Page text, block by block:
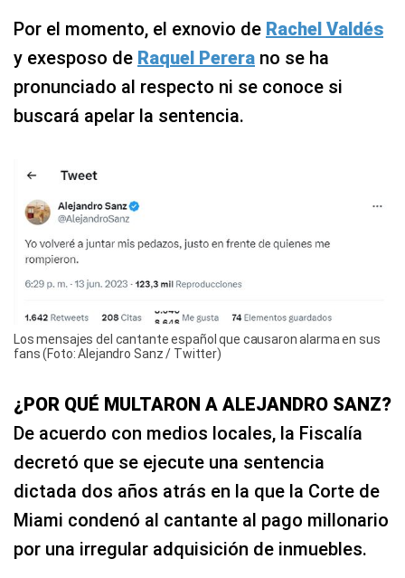
Por el momento, el exnovio de Rachel Valdés
y exesposo de Raquel Perera no se ha
pronunciado al respecto ni se conoce si
buscará apelar la sentencia.
Los mensajes del cantante español que causaron alarma en sus
fans (Foto: Alejandro Sanz / Twitter)
¿POR QUÉ MULTARON A ALEJANDRO SANZ?
De acuerdo con medios locales, la Fiscalía
decretó que se ejecute una sentencia
dictada dos años atrás en la que la Corte de
Miami condenó al cantante al pago millonario
por una irregular adquisición de inmuebles.